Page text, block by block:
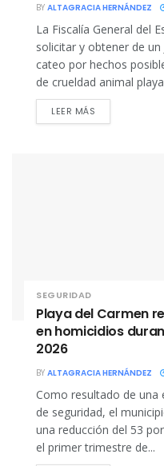
BY ALTAGRACIA HERNÁNDEZ
La Fiscalía General del
solicitar y obtener de
cateo por hechos
de crueldad animal
LEER MÁS
SEGURIDAD
Playa del Carmen
en homicidios
2026
BY ALTAGRACIA HERNÁNDEZ
Como resultado de una
de seguridad, el
una reducción del 53
el primer trimestre de...